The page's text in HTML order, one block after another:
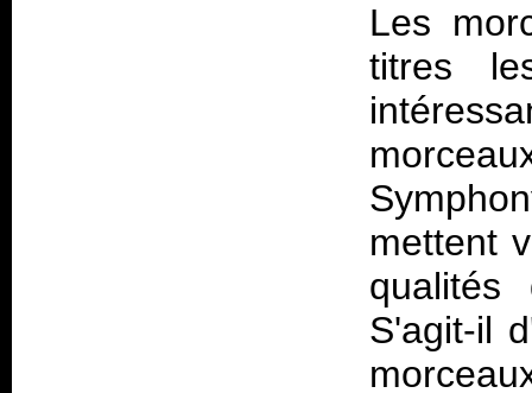
Les
titres
mettent
qualités
S'agit-il